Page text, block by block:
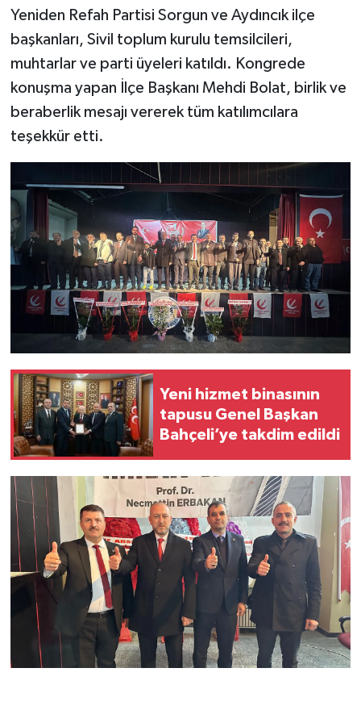
Yeniden Refah Partisi Sorgun ve Aydıncık ilçe
başkanları, Sivil toplum kurulu temsilcileri,
muhtarlar ve parti üyeleri katıldı. Kongrede
konuşma yapan İlçe Başkanı Mehdi Bolat, birlik ve
beraberlik mesajı vererek tüm katılımcılara
teşekkür etti.
Yeni hizmet binasının
tapusu Genel Başkan
Bahçeli’ye takdim edildi